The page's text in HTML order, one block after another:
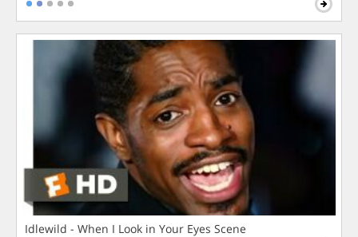
Idlewild - When I Look in Your Eyes Scene